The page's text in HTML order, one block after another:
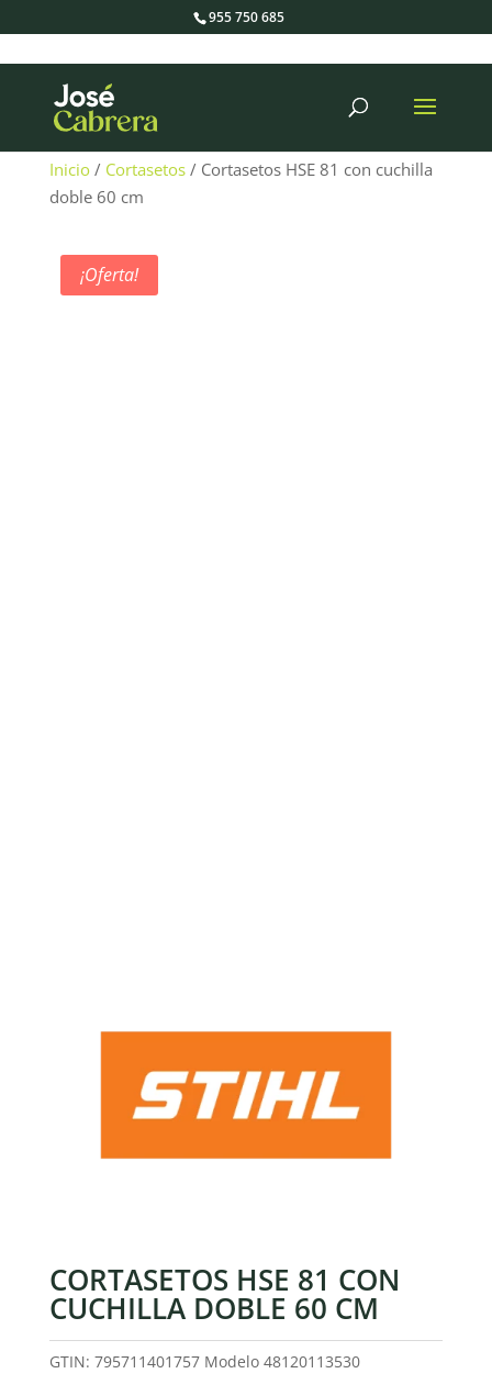
955 750 685
Inicio/ Cortasetos/ Cortasetos HSE 81 con cuchilla
doble 60 cm
¡Oferta!
CORTASETOS HSE 81 CON
CUCHILLA DOBLE 60 CM
GTIN: 795711401757 Modelo 48120113530